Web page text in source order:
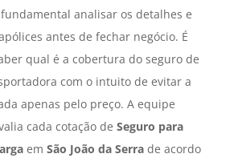
analisar os detalhes e
antes de fechar negócio. É
qual é a cobertura do seguro de
com o intuito de evitar a
apenas pelo preço. A equipe
cada cotação de Seguro para
em São João da Serrade acordo